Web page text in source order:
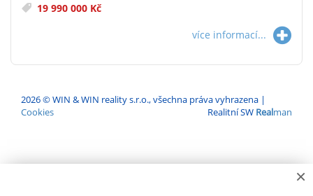
19 990 000 Kč
více informací...
2026 © WIN & WIN reality s.r.o., všechna práva vyhrazena |
Cookies
Realitní SW Realman
×